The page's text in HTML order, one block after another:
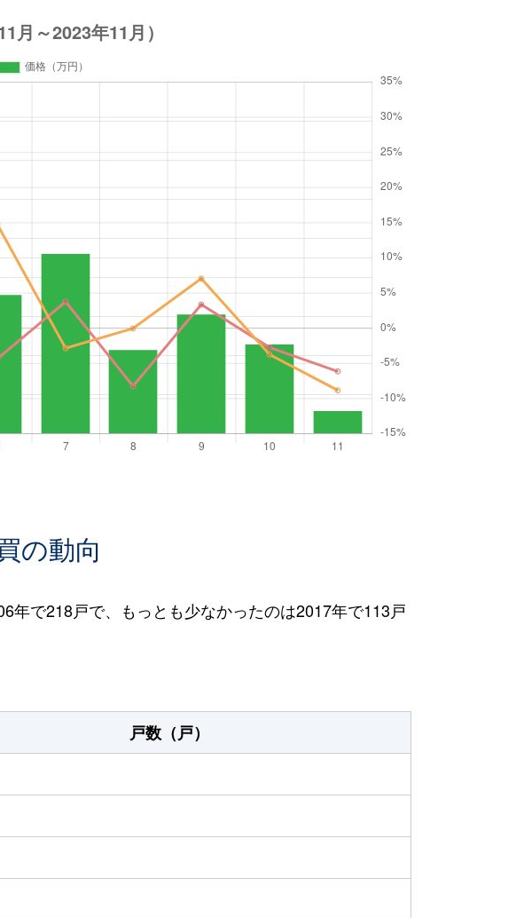
の動向
年で218戸で、もっとも少なかったのは2017年で113戸
戸数（戸）